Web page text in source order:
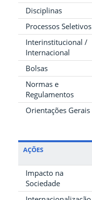
Disciplinas
Processos Seletivos
Interinstitucional /
Internacional
Bolsas
Normas e
Regulamentos
Orientações Gerais
AÇÕES
Impacto na
Sociedade